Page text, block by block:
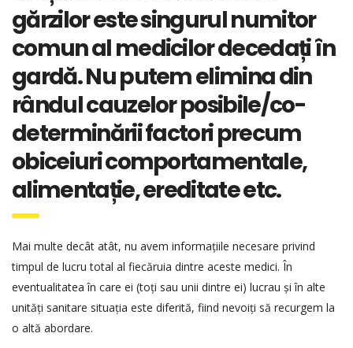
gărzilor este singurul numitor
comun al medicilor decedați în
gardă. Nu putem elimina din
rândul cauzelor posibile/co-
determinării factori precum
obiceiuri comportamentale,
alimentație, ereditate etc.
Mai multe decât atât, nu avem informațiile necesare privind
timpul de lucru total al fiecăruia dintre aceste medici. În
eventualitatea în care ei (toți sau unii dintre ei) lucrau și în alte
unități sanitare situația este diferită, fiind nevoiți să recurgem la
o altă abordare.